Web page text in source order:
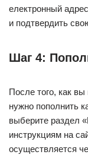
електронный
и подтвердить
Шаг 4:
После того, как
нужно пополнить
выберите раздел
инструкциям на
осуществляется